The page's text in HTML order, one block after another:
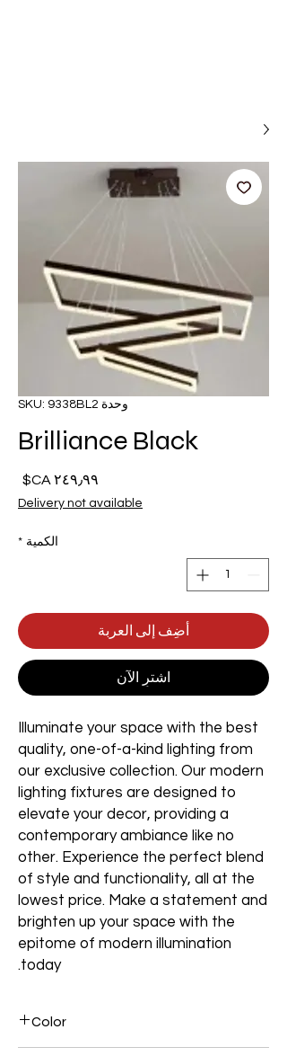
وحدة SKU: 9338BL2
Brilliance Black
Delivery not available
الكمية *
أضِف إلى العربة
اشترِ الآن
Illuminate your space with the best
quality, one-of-a-kind lighting from
our exclusive collection. Our modern
lighting fixtures are designed to
elevate your decor, providing a
contemporary ambiance like no
other. Experience the perfect blend
of style and functionality, all at the
lowest price. Make a statement and
brighten up your space with the
epitome of modern illumination
today.
Color